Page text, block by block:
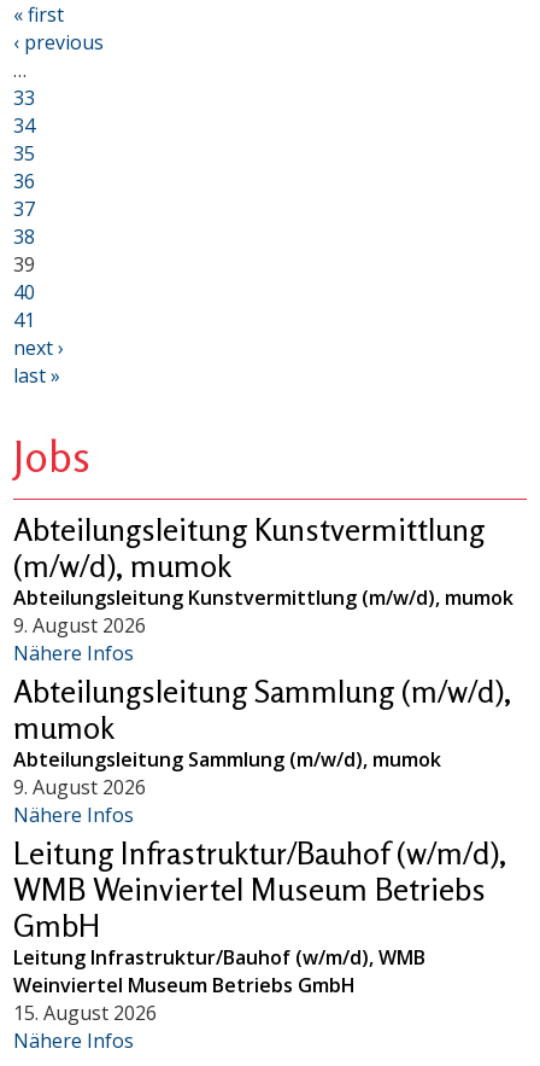
« first
‹ previous
…
33
34
35
36
37
38
39
40
41
next ›
last »
Jobs
Abteilungsleitung Kunstvermittlung
(m/w/d), mumok
Abteilungsleitung Kunstvermittlung (m/w/d), mumok
9. August 2026
Nähere Infos
Abteilungsleitung Sammlung (m/w/d),
mumok
Abteilungsleitung Sammlung (m/w/d), mumok
9. August 2026
Nähere Infos
Leitung Infrastruktur/Bauhof (w/m/d),
WMB Weinviertel Museum Betriebs
GmbH
Leitung Infrastruktur/Bauhof (w/m/d), WMB
Weinviertel Museum Betriebs GmbH
15. August 2026
Nähere Infos